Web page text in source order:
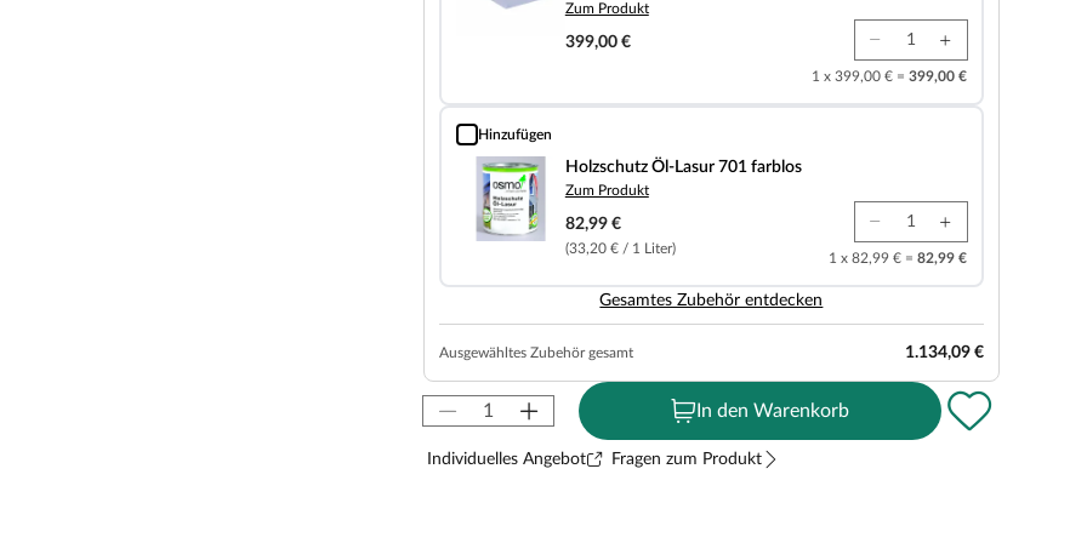
Zum Produkt
399,00 €
1 x 399,00 € = 399,00 €
Hinzufügen
Holzschutz Öl-Lasur 701 farblos
Holzschutz Öl-Lasur 701 farblos
Zum Produkt
82,99 €
(33,20 € / 1 Liter)
1 x 82,99 € = 82,99 €
Gesamtes Zubehör entdecken
Ausgewähltes Zubehör gesamt 1.134,09 €
In den Warenkorb
Individuelles Angebot Fragen zum Produkt